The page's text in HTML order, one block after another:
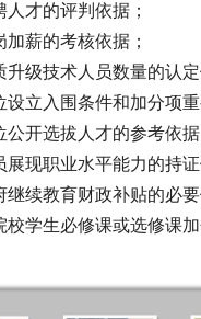
才的评判依据；
薪的考核依据；
级技术人员数量的认定
立入围条件和加分项重
开选拔人才的参考依据
现职业水平能力的持证
续教育财政补贴的必要
学生必修课或选修课加